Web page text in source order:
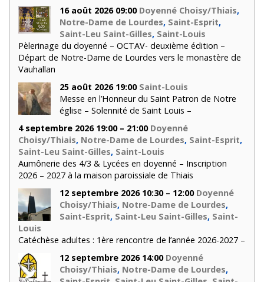
16 août 2026 09:00 Doyenné Choisy/Thiais,
Notre-Dame de Lourdes, Saint-Esprit,
Saint-Leu Saint-Gilles, Saint-Louis
Pèlerinage du doyenné – OCTAV- deuxième édition –
Départ de Notre-Dame de Lourdes vers le monastère de
Vauhallan
25 août 2026 19:00 Saint-Louis
Messe en l’Honneur du Saint Patron de Notre
église – Solennité de Saint Louis –
4 septembre 2026 19:00 – 21:00 Doyenné
Choisy/Thiais, Notre-Dame de Lourdes, Saint-Esprit,
Saint-Leu Saint-Gilles, Saint-Louis
Aumônerie des 4/3 & Lycées en doyenné – Inscription
2026 – 2027 à la maison paroissiale de Thiais
12 septembre 2026 10:30 – 12:00 Doyenné
Choisy/Thiais, Notre-Dame de Lourdes,
Saint-Esprit, Saint-Leu Saint-Gilles, Saint-
Louis
Catéchèse adultes : 1ère rencontre de l’année 2026-2027 –
12 septembre 2026 14:00 Doyenné
Choisy/Thiais, Notre-Dame de Lourdes,